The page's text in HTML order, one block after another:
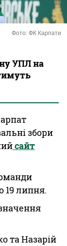
Фото: ФК Карпати
УПЛ на
збори
сайт
19 липня.
та Назарій